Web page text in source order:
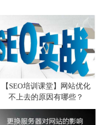
【SEO培训课堂】网站优化
不上去的原因有哪些？